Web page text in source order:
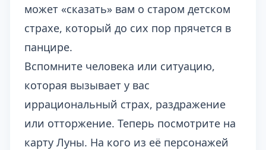
может «сказать» вам о старом детском
страхе, который до сих пор прячется в
панцире.
Вспомните человека или ситуацию,
которая вызывает у вас
иррациональный страх, раздражение
или отторжение. Теперь посмотрите на
карту Луны. На кого из её персонажей